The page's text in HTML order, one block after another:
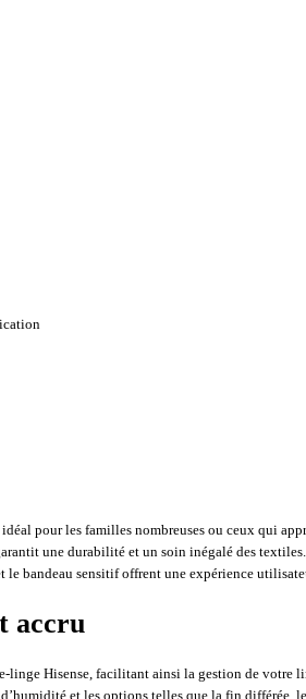
pour les familles nombreuses ou ceux qui
une durabilité et un soin inégalé des
le bandeau sensitif offrent une expérience
accru
Hisense, facilitant ainsi la gestion de votre
et les options telles que la fin